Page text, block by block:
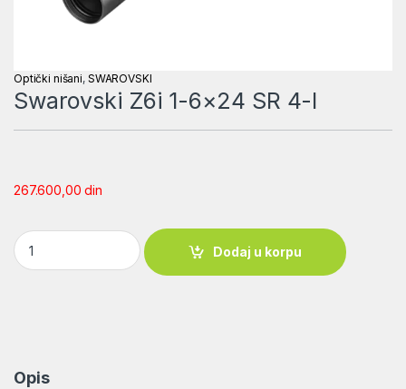
Optički nišani, SWAROVSKI
Swarovski Z6i 1-6×24 SR 4-I
267.600,00din
Swarovski Z6i 1-6x24 SR 4-I quantity
Dodaj u korpu
Opis